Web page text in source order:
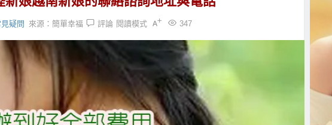
疑問 來源： 簡單幸福 評論 347
閱讀模式